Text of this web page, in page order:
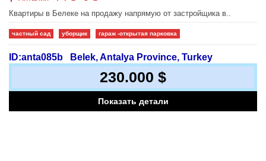
Квартиры в Белеке на продажу напрямую от застройщика в..
частный сад уборщик гараж -открытая парковка
ID:anta085b Belek, Antalya Province, Turkey
230.000 $
Показать детали